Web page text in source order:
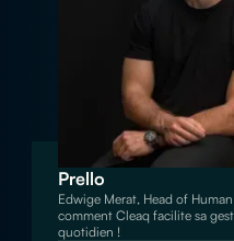
Prello
Edwige Merat, Head of
comment Cleaq facilite sa
quotidien !